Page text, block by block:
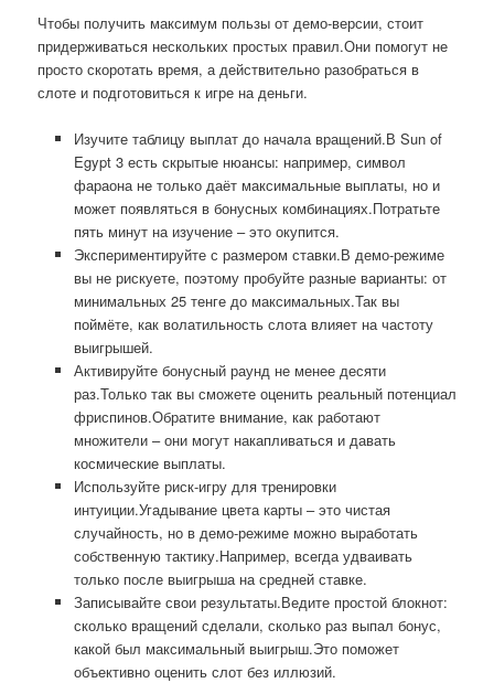
Чтобы получить максимум пользы от демо-версии, стоит
придерживаться нескольких простых правил.Они помогут не
просто скоротать время, а действительно разобраться в
слоте и подготовиться к игре на деньги.
Изучите таблицу выплат до начала вращений.В Sun of
Egypt 3 есть скрытые нюансы: например, символ
фараона не только даёт максимальные выплаты, но и
может появляться в бонусных комбинациях.Потратьте
пять минут на изучение – это окупится.
Экспериментируйте с размером ставки.В демо-режиме
вы не рискуете, поэтому пробуйте разные варианты: от
минимальных 25 тенге до максимальных.Так вы
поймёте, как волатильность слота влияет на частоту
выигрышей.
Активируйте бонусный раунд не менее десяти
раз.Только так вы сможете оценить реальный потенциал
фриспинов.Обратите внимание, как работают
множители – они могут накапливаться и давать
космические выплаты.
Используйте риск-игру для тренировки
интуиции.Угадывание цвета карты – это чистая
случайность, но в демо-режиме можно выработать
собственную тактику.Например, всегда удваивать
только после выигрыша на средней ставке.
Записывайте свои результаты.Ведите простой блокнот:
сколько вращений сделали, сколько раз выпал бонус,
какой был максимальный выигрыш.Это поможет
объективно оценить слот без иллюзий.